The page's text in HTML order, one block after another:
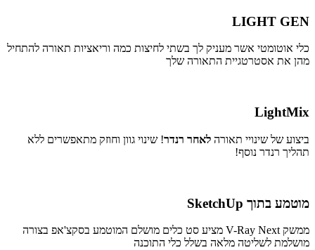
LIGHT GEN
כלי אוטומטי אשר מעניק לך בשתי לחיצות כמה וריאציות תאורה להתחיל
מהן את אסטרטגיית התאורה שלך
LightMix
ביצוע של שינויי תאורה לאחר רנדר! שינוי גוון וחוזק מתאפשרים ללא
תהליך רנדר נוסף!
מוטמע בתוך SketchUp
ממשק V-Ray Next מציע סט כלים מושלם המוטמע בסקצ'אפ בצורה
מושלמת לשליטה מלאה בשלל כלי התוכנה